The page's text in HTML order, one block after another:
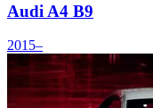
Audi A4 B9
2015–